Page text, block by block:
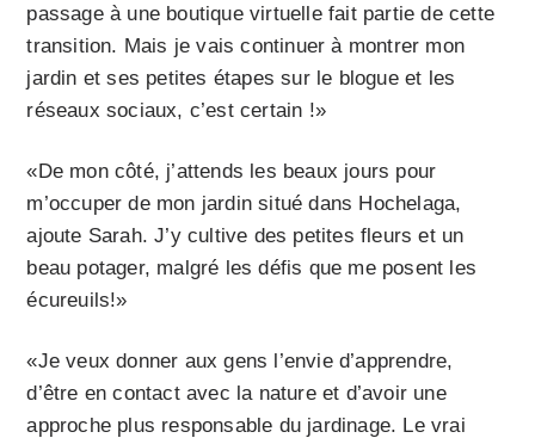
passage à une boutique virtuelle fait partie de cette
transition. Mais je vais continuer à montrer mon
jardin et ses petites étapes sur le blogue et les
réseaux sociaux, c’est certain !»
«De mon côté, j’attends les beaux jours pour
m’occuper de mon jardin situé dans Hochelaga,
ajoute Sarah. J’y cultive des petites fleurs et un
beau potager, malgré les défis que me posent les
écureuils!»
«Je veux donner aux gens l’envie d’apprendre,
d’être en contact avec la nature et d’avoir une
approche plus responsable du jardinage. Le vrai